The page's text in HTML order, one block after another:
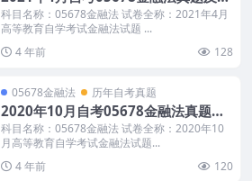
案
科目名称：05678金融法 试卷全称：2021年4月
高等教育自学考试金融法试题 ...
4 年前
128
05678金融法 历年自考真题
2020年10月自考05678金融法真题及
答案
科目名称：05678金融法 试卷全称：2020年10
月高等教育自学考试金融法试题...
4 年前
120